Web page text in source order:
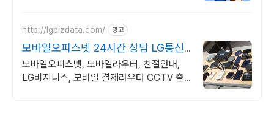
http://lgbizdata.com/ 광고
모바일오피스넷 24시간 상담 LG통신
직영점
모바일오피스넷, 모바일라우터, 친절안내,
LG비지니스, 모바일 결제라우터 CCTV 출